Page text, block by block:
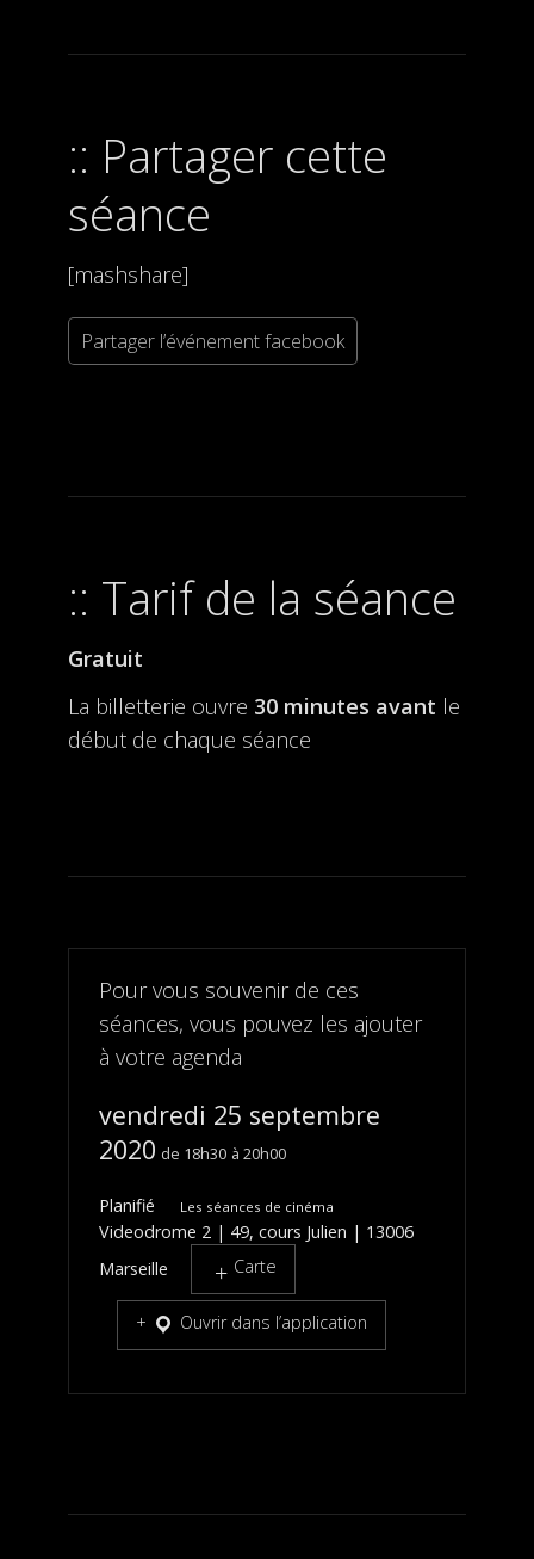
Partager cette
séance
[mashshare]
Partager l’événement facebook
Tarif de la séance
Gratuit
La billetterie ouvre 30 minutes avant le
début de chaque séance
Pour vous souvenir de ces
séances, vous pouvez les ajouter
à votre agenda
vendredi 25 septembre
2020
18h30 20h00
Planifié Les séances de cinéma
Videodrome 2 | 49, cours Julien | 13006
Marseille
Carte
Ouvrir dans l’application